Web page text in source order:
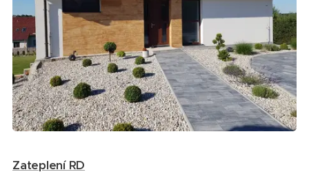
Zateplení RD